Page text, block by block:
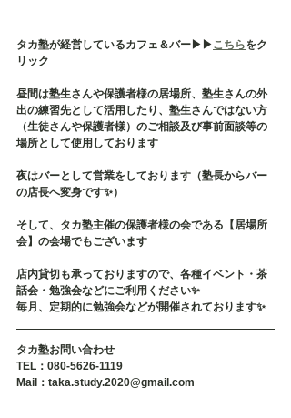
タカ塾が経営しているカフェ＆バー▶︎▶︎こちらをク
リック
昼間は塾生さんや保護者様の居場所、塾生さんの外
出の練習先として活用したり、塾生さんではない方
（生徒さんや保護者様）のご相談及び事前面談等の
場所として使用しております
夜はバーとして営業をしております（塾長からバー
の店長へ変身です✨）
そして、タカ塾主催の保護者様の会である【居場所
会】の会場でもございます
店内貸切も承っておりますので、各種イベント・茶
話会・勉強会などにご利用ください✨
毎月、定期的に勉強会などが開催されております✨
タカ塾お問い合わせ
TEL：080-5626-1119
Mail：taka.study.2020@gmail.com